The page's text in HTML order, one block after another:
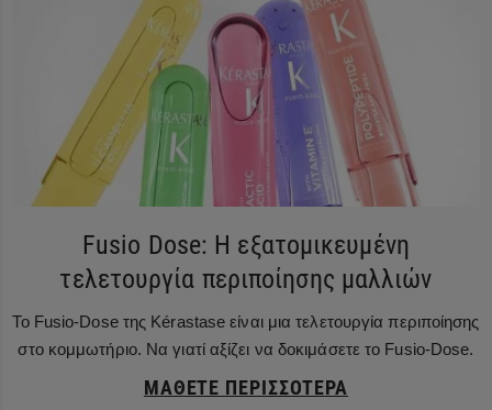
Fusio Dose: Η εξατομικευμένη
τελετουργία περιποίησης μαλλιών
Το Fusio-Dose της Kérastase είναι μια τελετουργία περιποίησης
στο κομμωτήριο. Να γιατί αξίζει να δοκιμάσετε το Fusio-Dose.
ΜΆΘΕΤΕ ΠΕΡΙΣΣΌΤΕΡΑ